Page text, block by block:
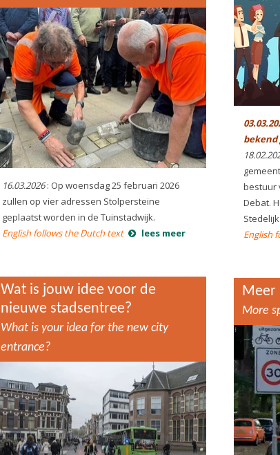
bestuur
Debat.
English
16.03.2026: Op woensdag 25 februari 2026
zullen op vier adressen Stolpersteine
geplaatst worden in de Tuinstadwijk.
English follows the Dutch text
lees meer
Wat is jouw idee voor de
nieuwe stadsentree?
What is your idea for the new city
entrance?
Meer
More